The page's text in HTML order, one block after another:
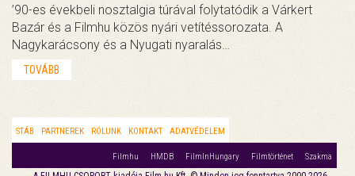
’90-es évekbeli nosztalgia túrával folytatódik a Várkert
Bazár és a Filmhu közös nyári vetítéssorozata. A
Nagykarácsony és a Nyugati nyaralás…
TOVÁBB
STÁB PARTNEREK RÓLUNK KONTAKT ADATVÉDELEM
Filmhu HMDB FilmInHungary Filmtörténet Szakma